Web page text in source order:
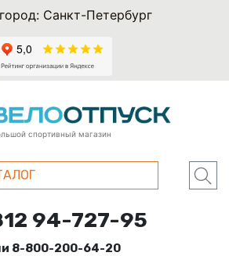
Санкт-Петербург
спортивный магазин
94-727-95
8-800-200-64-20